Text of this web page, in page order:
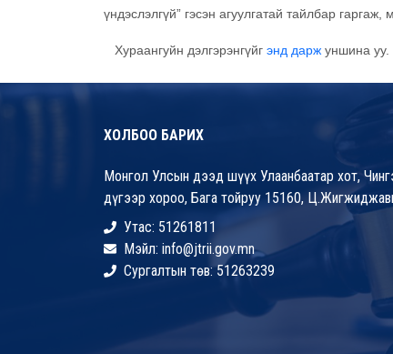
үндэслэлгүй” гэсэн агуулгатай тайлбар гаргаж,
Хураангуйн дэлгэрэнгүйг энд дарж уншина уу.
ХОЛБОО БАРИХ
Монгол Улсын дээд шүүх Улаанбаатар хот,
дүгээр хороо, Бага тойруу 15160,
Утас: 51261811
Мэйл: info@jtrii.gov.mn
Сургалтын төв: 51263239